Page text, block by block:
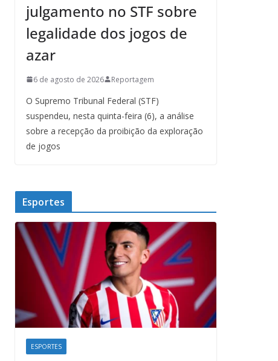
julgamento no STF sobre
legalidade dos jogos de
azar
6 de agosto de 2026 Reportagem
O Supremo Tribunal Federal (STF)
suspendeu, nesta quinta-feira (6), a análise
sobre a recepção da proibição da exploração
de jogos
Esportes
ESPORTES